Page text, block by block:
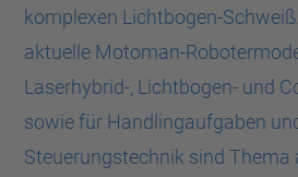
komplexen Lichtbogen-
aktuelle Motoman-
Laserhybrid-, Lichtbogen- und
sowie für Handlingaufgaben
Steuerungstechnik sind Thema